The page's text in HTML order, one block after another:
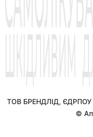
ТОВ БРЕНДЛІД, ЄДРПОУ
©